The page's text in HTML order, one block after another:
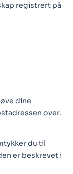
registrert på
dine
over.
du til
er beskrevet i